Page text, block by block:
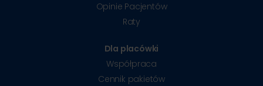
Opinie Pacjentów
Raty
Dla placówki
Współpraca
Cennik pakietów